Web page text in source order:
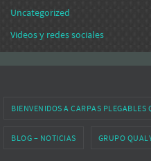
Uncategorized
Videos y redes sociales
BIENVENIDOS A CARPAS PLEGABLES
BLOG – NOTICIAS GRUPO